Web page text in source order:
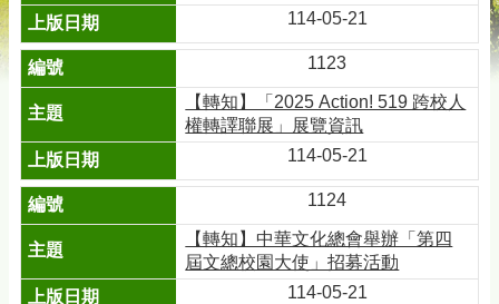
114-05-21
1123
【轉知】「2025 Action! 519 跨校人
權轉譯聯展」展覽資訊
114-05-21
1124
【轉知】中華文化總會舉辦「第四
屆文總校園大使」招募活動
114-05-21